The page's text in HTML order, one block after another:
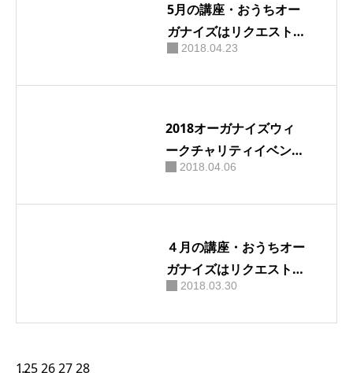
5月の講座・おうちオー
ガナイズはリクエスト
式です
2018.04.23
2018オーガナイズウィ
ークチャリティイベント
in広島
2018.04.06
４月の講座・おうちオー
ガナイズはリクエスト式
です2018.03.30
1…25262728